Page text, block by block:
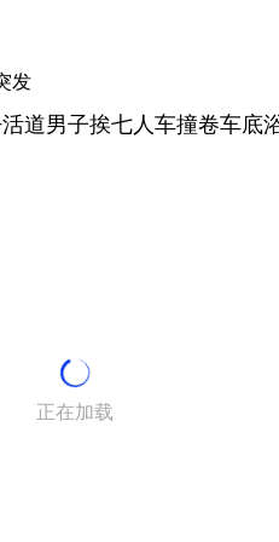
发
道男子挨七人车撞卷车
正在加载